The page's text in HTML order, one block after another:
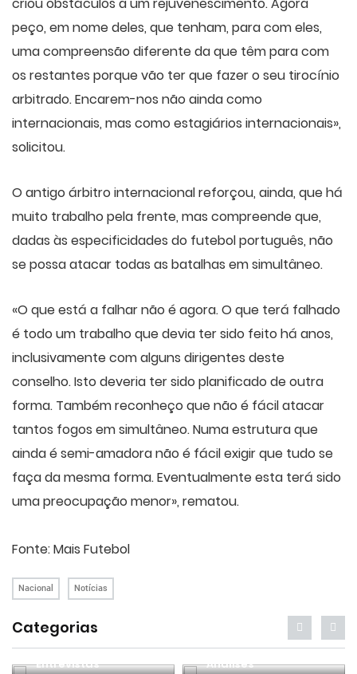
peço, em nome deles, que tenham, para com eles,
uma compreensão diferente da que têm para com
os restantes porque vão ter que fazer o seu tirocínio
arbitrado. Encarem-nos não ainda como
internacionais, mas como estagiários internacionais»,
solicitou.
O antigo árbitro internacional reforçou, ainda, que há
muito trabalho pela frente, mas compreende que,
dadas às especificidades do futebol português, não
se possa atacar todas as batalhas em simultâneo.
«O que está a falhar não é agora. O que terá falhado
é todo um trabalho que devia ter sido feito há anos,
inclusivamente com alguns dirigentes deste
conselho. Isto deveria ter sido planificado de outra
forma. Também reconheço que não é fácil atacar
tantos fogos em simultâneo. Numa estrutura que
ainda é semi-amadora não é fácil exigir que tudo se
faça da mesma forma. Eventualmente esta terá sido
uma preocupação menor», rematou.
Fonte: Mais Futebol
Nacional Notícias
Categorias
Entrevistas Análises